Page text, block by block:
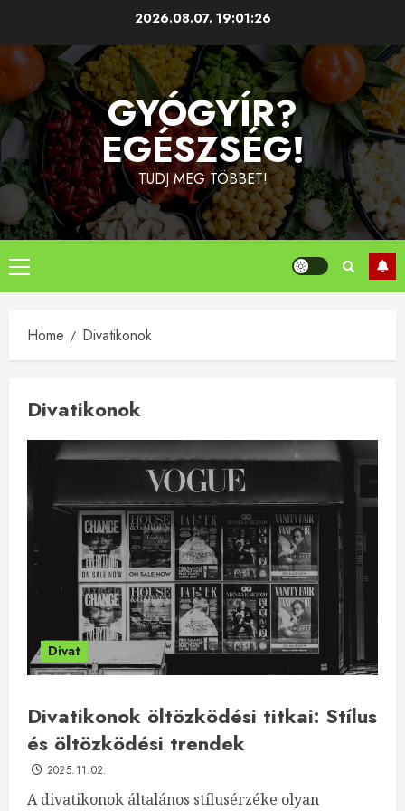
content
2026.08.07. 19:01:26
GYÓGYÍR?
EGÉSZSÉG!
TUDJ MEG TÖBBET!
Primary
Menu
Home Divatikonok
Divatikonok
Divat
Divatikonok öltözködési titkai: Stílus
és öltözködési trendek
2025.11.02.
A divatikonok általános stílusérzéke olyan